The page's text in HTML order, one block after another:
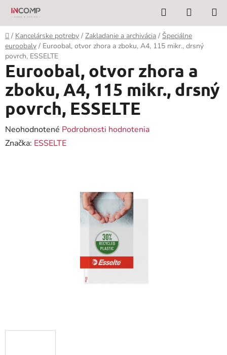
Prejsť
obsah
Hľadať
KOŠÍK
Domov
/ Kancelárske potreby / Zakladanie a archivácia / Špeciálne
euroobaly / Euroobal, otvor zhora a zboku, A4, 115 mikr., drsný
povrch, ESSELTE
Euroobal, otvor zhora a
zboku, A4, 115 mikr., drsný
povrch, ESSELTE
Priemerné
hodnotenie
Neohodnotené Podrobnosti hodnotenia
Značka: ESSELTE